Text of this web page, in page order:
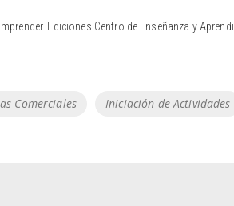
Ediciones Centro de Enseñanza y
Comerciales Iniciación de Actividades